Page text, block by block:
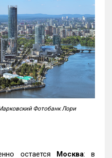
Фотобанк Лори
остается Москва: в